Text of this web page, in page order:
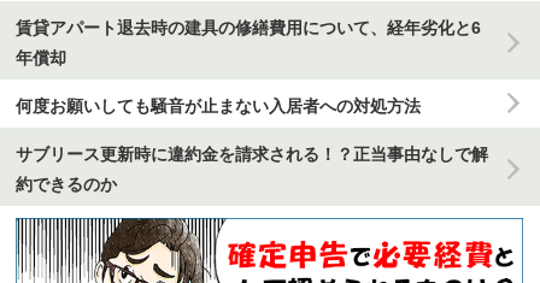
賃貸アパート退去時の建具の修繕費用について、経年劣化と6
年償却
何度お願いしても騒音が止まない入居者への対処方法
サブリース更新時に違約金を請求される！？正当事由なしで解
約できるのか